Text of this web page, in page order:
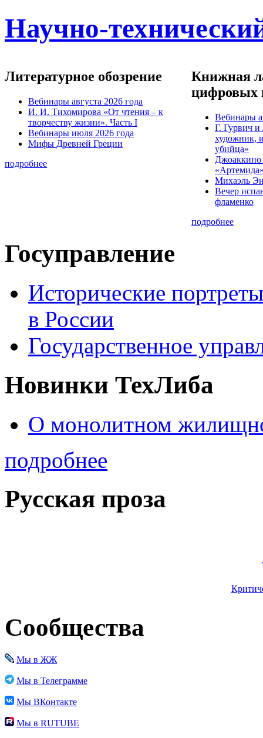
Научно-
Литературное обозрение
Вебинары августа 2026 года
И. И. Тихомирова «От чтения – к
творчеству жизни». Часть I
Вебинары июля 2026 года
Мифы Древней Греции
подробнее
Книжная
цифровых
Вебинары
Г. Гурвич
художник,
убийца»
Михаэль
Вечер
фламенко
подробнее
Госуправление
Исторические
в России
Государственное
Новинки ТехЛиба
О монолитном
подробнее
Русская проза
Сообщества
Мы в ЖЖ
Мы в Телеграмме
Мы ВКонтакте
Мы в RUTUBE